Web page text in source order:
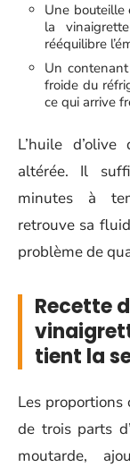
Une bouteille
la
rééquilibre
Un
froide du
ce qui arrive
L’huile
altérée. Il
minutes à
retrouve sa
problème de
Recette
tient la
Les
de trois parts
moutarde,